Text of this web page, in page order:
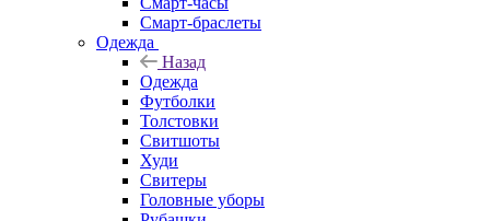
Смарт-браслеты
Одежда
Назад
Одежда
Футболки
Толстовки
Свитшоты
Худи
Свитеры
Головные уборы